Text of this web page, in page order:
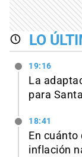
LO
19:16
La
para
18:41
En
inflación